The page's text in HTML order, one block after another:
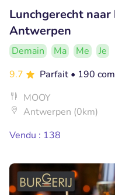
Lunchgerecht
Antwerpen
Demain Ma Me
Je
9.7
Parfait • 190
MOOY
Antwerpen (0km)
Vendu : 138